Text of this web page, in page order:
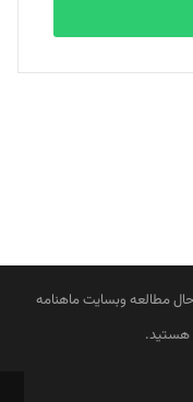
مطالعه وبسایت ماهنامه